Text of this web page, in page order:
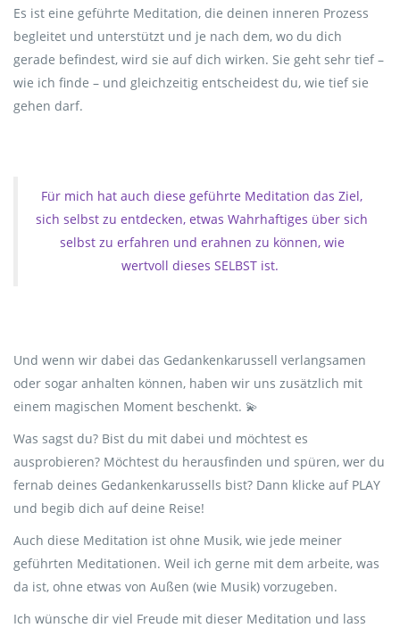
Es ist eine geführte Meditation, die deinen inneren Prozess
begleitet und unterstützt und je nach dem, wo du dich
gerade befindest, wird sie auf dich wirken. Sie geht sehr tief –
wie ich finde – und gleichzeitig entscheidest du, wie tief sie
gehen darf.
Für mich hat auch diese geführte Meditation das Ziel,
sich selbst zu entdecken, etwas Wahrhaftiges über sich
selbst zu erfahren und erahnen zu können, wie
wertvoll dieses SELBST ist.
Und wenn wir dabei das Gedankenkarussell verlangsamen
oder sogar anhalten können, haben wir uns zusätzlich mit
einem magischen Moment beschenkt. 💫
Was sagst du? Bist du mit dabei und möchtest es
ausprobieren? Möchtest du herausfinden und spüren, wer du
fernab deines Gedankenkarussells bist? Dann klicke auf PLAY
und begib dich auf deine Reise!
Auch diese Meditation ist ohne Musik, wie jede meiner
geführten Meditationen. Weil ich gerne mit dem arbeite, was
da ist, ohne etwas von Außen (wie Musik) vorzugeben.
Ich wünsche dir viel Freude mit dieser Meditation und lass